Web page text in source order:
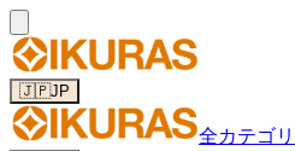
🇯🇵JP
全カテゴリ